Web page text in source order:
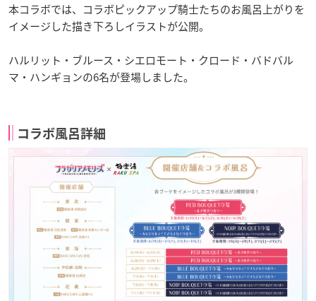
本コラボでは、コラボピックアップ騎士たちのお風呂上がりを
イメージした描き下ろしイラストが公開。
ハルリット・ブルース・シエロモート・クロード・バドバル
マ・ハンギョンの6名が登場しました。
コラボ風呂詳細